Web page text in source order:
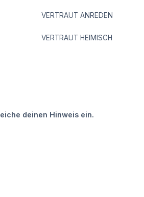
VERTRAUT ANREDEN
VERTRAUT HEIMISCH
deinen Hinweis ein.